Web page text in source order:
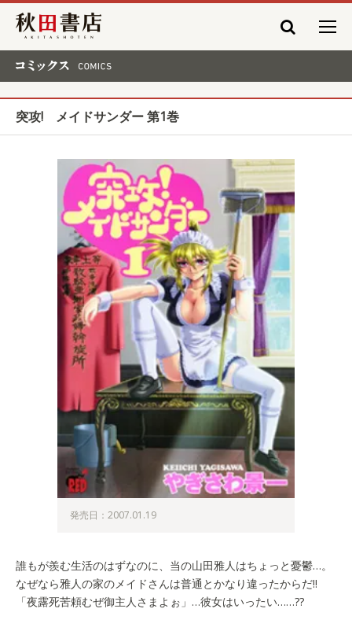
秋田書店
突攻! メイドサンダー 第1巻
発売日：2007.01.19
誰もが羨む生活のはずなのに、当の山田雅人はちょっと憂鬱…。
なぜなら雅人の家のメイドさんは普通とかなり違ったからだ!!
「夜露死苦頼むぜ御主人さまよぉ」…彼女はいったい……??